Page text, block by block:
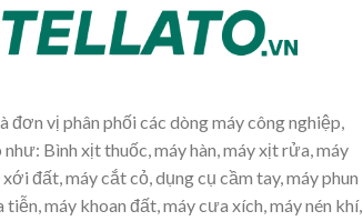
đơn vị phân phối các dòng máy công nghiệp,
như: Bình xịt thuốc, máy hàn, máy xịt rửa, máy
đất, máy cắt cỏ, dụng cụ cầm tay, máy phun
tiễn, máy khoan đất, máy cưa xích, máy nén khí,